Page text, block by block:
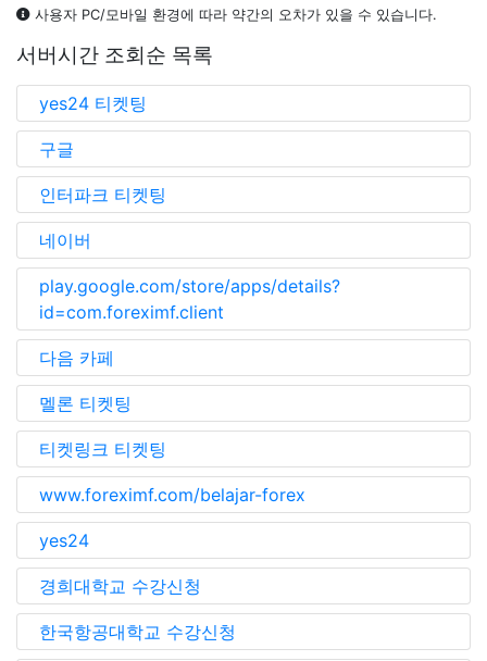
사용자 PC/모바일 환경에 따라 약간의 오차가 있을 수 있습니다.
서버시간 조회순 목록
yes24 티켓팅
구글
인터파크 티켓팅
네이버
play.google.com/store/apps/details?
id=com.foreximf.client
다음 카페
멜론 티켓팅
티켓링크 티켓팅
www.foreximf.com/belajar-forex
yes24
경희대학교 수강신청
한국항공대학교 수강신청